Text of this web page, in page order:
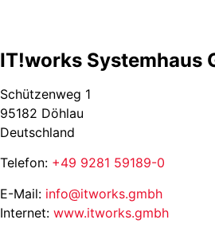
IT!works Systemhaus
Schützenweg 1
95182 Döhlau
Deutschland
Telefon: +49 9281 59189-0
E-Mail: info@itworks.gmbh
Internet: www.itworks.gmbh